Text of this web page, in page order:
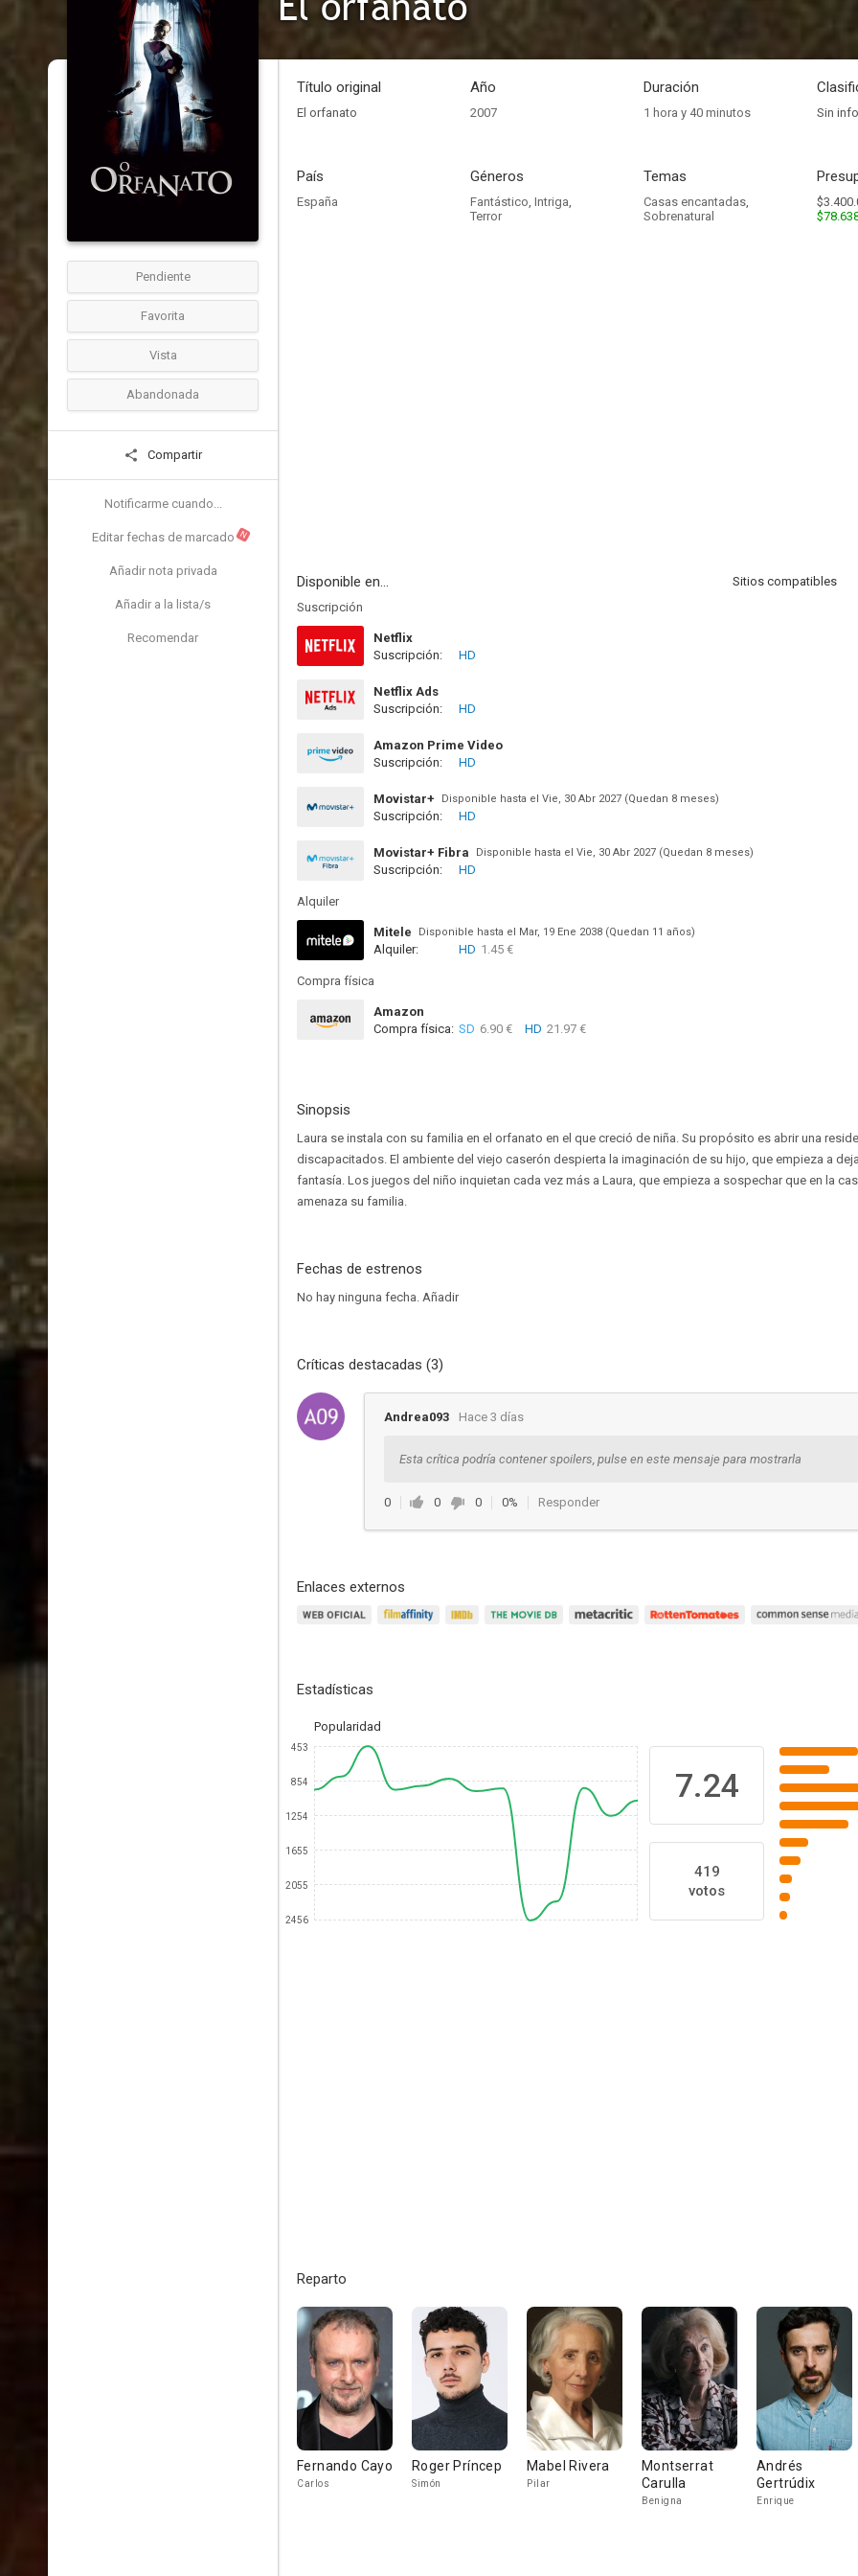
Pendiente
Favorita
Vista
Abandonada
Compartir
Notificarme cuando...
Editar fechas de marcado N
Añadir nota privada
Añadir a la lista/s
Recomendar
Título original
El orfanato
Año
2007
Duración
1 hora y 40 minutos Sin
País
España
Géneros
Fantástico, Intriga,
Terror
Temas
Casas encantadas,
Sobrenatural
Disponible en...
Sitios compatibles
Suscripción
Netflix
Suscripción:
HD
Netflix Ads
Suscripción:
HD
Amazon Prime Video
Suscripción:
HD
Movistar+ Disponible hasta el Vie, 30 Abr 2027 (Quedan 8 meses)
Suscripción: HD
Movistar+ Fibra Disponible hasta el Vie, 30 Abr 2027 (Quedan 8 meses)
Suscripción: HD
Alquiler
Mitele Disponible hasta el Mar, 19 Ene 2038 (Quedan 11 años)
Alquiler: HD 1.45 €
Compra física
Amazon
Compra física: SD 6.90 € HD 21.97 €
Sinopsis
Laura se instala con su familia en el orfanato en el que creció de niña. Su propósito es abrir una
discapacitados. El ambiente del viejo caserón despierta la imaginación de su hijo, que empieza a
fantasía. Los juegos del niño inquietan cada vez más a Laura, que empieza a sospechar que en la
amenaza su familia.
Fechas de estrenos
No hay ninguna fecha. Añadir
Críticas destacadas (3)
Andrea093 Hace 3 días
Esta crítica podría contener spoilers, pulse en este mensaje para mostrarla
0 0 0 0% Responder
Enlaces externos
Estadísticas
Popularidad
453
854
1254
1655
2055
2456
7.24
419
votos
Reparto
Fernando Cayo
Carlos
Roger Príncep
Simón
Mabel Rivera
Pilar
Montserrat
Carulla
Benigna
Andrés
Gertrúdix
Enrique